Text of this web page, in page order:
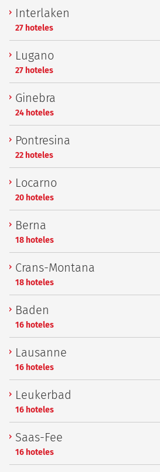
Interlaken
27 hoteles
Lugano
27 hoteles
Ginebra
24 hoteles
Pontresina
22 hoteles
Locarno
20 hoteles
Berna
18 hoteles
Crans-Montana
18 hoteles
Baden
16 hoteles
Lausanne
16 hoteles
Leukerbad
16 hoteles
Saas-Fee
16 hoteles